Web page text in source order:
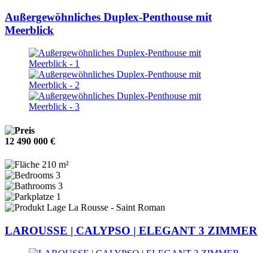
Außergewöhnliches Duplex-Penthouse mit
Meerblick
12 490 000 €
210 m²
3
3
1
La Rousse - Saint Roman
LAROUSSE | CALYPSO | ELEGANT 3 ZIMMER